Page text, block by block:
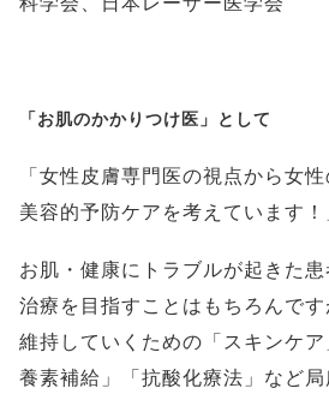
「お肌のかかりつけ医」として
「女性皮膚専門医の視点から女
美容的予防ケアを考えています！
お肌・健康にトラブルが起きた
治療を目指すことはもちろんで
維持していくための「スキンケ
養素補給」「抗酸化療法」など